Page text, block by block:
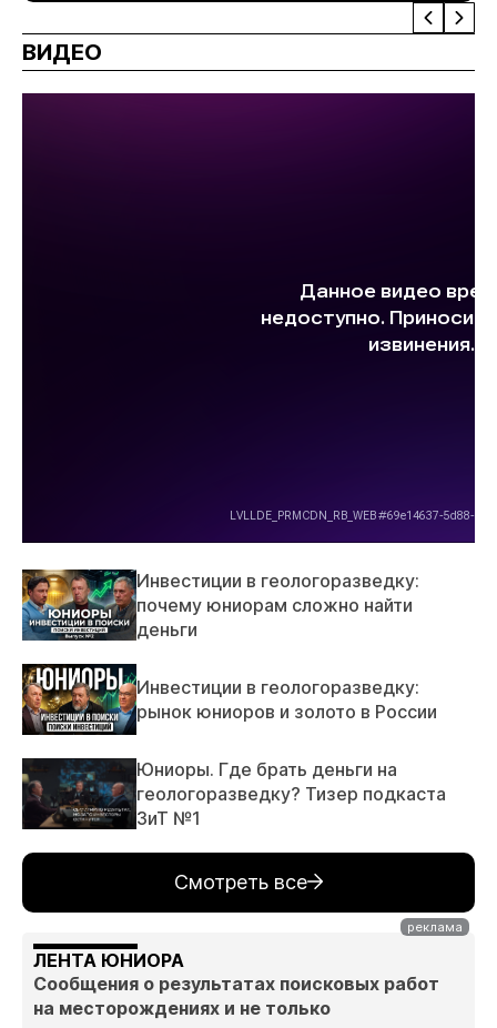
ВИДЕО
Инвестиции в геологоразведку:
почему юниорам сложно найти
деньги
Инвестиции в геологоразведку:
рынок юниоров и золото в России
Юниоры. Где брать деньги на
геологоразведку? Тизер подкаста
ЗиТ №1
Смотреть все
ЛЕНТА ЮНИОРА
Сообщения о результатах поисковых работ
на месторождениях и не только